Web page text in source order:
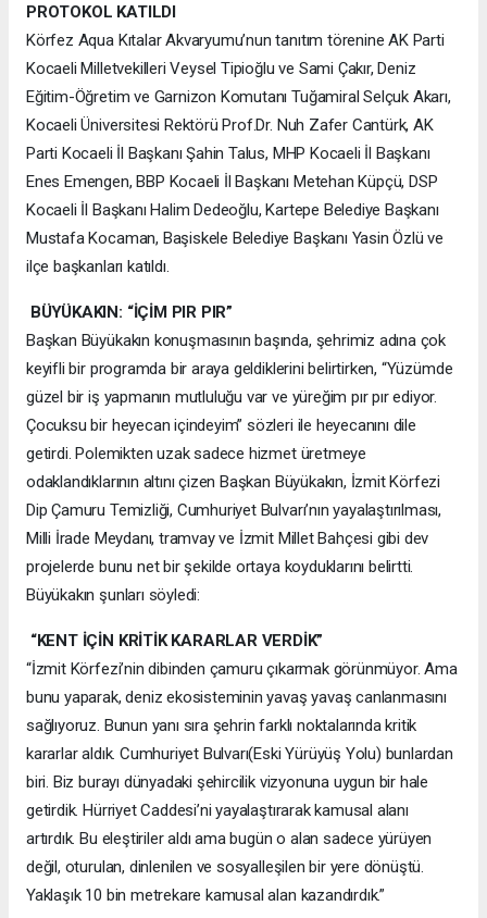
PROTOKOL KATILDI
Körfez Aqua Kıtalar Akvaryumu’nun tanıtım törenine AK Parti
Kocaeli Milletvekilleri Veysel Tipioğlu ve Sami Çakır, Deniz
Eğitim-Öğretim ve Garnizon Komutanı Tuğamiral Selçuk Akarı,
Kocaeli Üniversitesi Rektörü Prof.Dr. Nuh Zafer Cantürk, AK
Parti Kocaeli İl Başkanı Şahin Talus, MHP Kocaeli İl Başkanı
Enes Emengen, BBP Kocaeli İl Başkanı Metehan Küpçü, DSP
Kocaeli İl Başkanı Halim Dedeoğlu, Kartepe Belediye Başkanı
Mustafa Kocaman, Başiskele Belediye Başkanı Yasin Özlü ve
ilçe başkanları katıldı.
BÜYÜKAKIN: “İÇİM PIR PIR”
Başkan Büyükakın konuşmasının başında, şehrimiz adına çok
keyifli bir programda bir araya geldiklerini belirtirken, “Yüzümde
güzel bir iş yapmanın mutluluğu var ve yüreğim pır pır ediyor.
Çocuksu bir heyecan içindeyim” sözleri ile heyecanını dile
getirdi. Polemikten uzak sadece hizmet üretmeye
odaklandıklarının altını çizen Başkan Büyükakın, İzmit Körfezi
Dip Çamuru Temizliği, Cumhuriyet Bulvarı’nın yayalaştırılması,
Milli İrade Meydanı, tramvay ve İzmit Millet Bahçesi gibi dev
projelerde bunu net bir şekilde ortaya koyduklarını belirtti.
Büyükakın şunları söyledi:
“KENT İÇİN KRİTİK KARARLAR VERDİK”
“İzmit Körfezi’nin dibinden çamuru çıkarmak görünmüyor. Ama
bunu yaparak, deniz ekosisteminin yavaş yavaş canlanmasını
sağlıyoruz. Bunun yanı sıra şehrin farklı noktalarında kritik
kararlar aldık. Cumhuriyet Bulvarı(Eski Yürüyüş Yolu) bunlardan
biri. Biz burayı dünyadaki şehircilik vizyonuna uygun bir hale
getirdik. Hürriyet Caddesi’ni yayalaştırarak kamusal alanı
artırdık. Bu eleştiriler aldı ama bugün o alan sadece yürüyen
değil, oturulan, dinlenilen ve sosyalleşilen bir yere dönüştü.
Yaklaşık 10 bin metrekare kamusal alan kazandırdık.”